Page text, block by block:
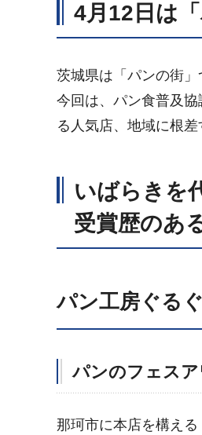
4月12日は
茨城県は「パンの街」
今回は、パン食普及
る人気店、地域に根
いばらきを
受賞歴のあ
パン工房ぐる
パンのフェス
那珂市に本店を構え